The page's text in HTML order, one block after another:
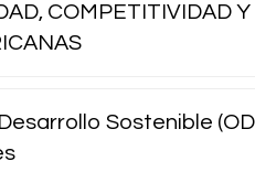
COMPETITIVIDAD
Sostenible